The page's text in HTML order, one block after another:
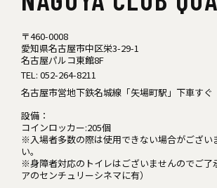
〒460-0008
愛知県名古屋市中区栄3-29-1
名古屋パルコ東館8F
TEL: 052-264-8211
名古屋市営地下鉄名城線「矢場町駅」下車すぐ
設備：
コインロッカー:205個
※入場者多数の際は使用できない場合がござい
い。
※身障者対応のトイレはございませんのでご了
アのセンチュリーシネマに有）